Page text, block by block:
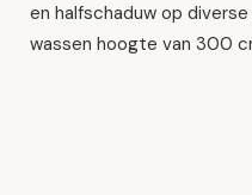
en halfschaduw op
wassen hoogte van 300